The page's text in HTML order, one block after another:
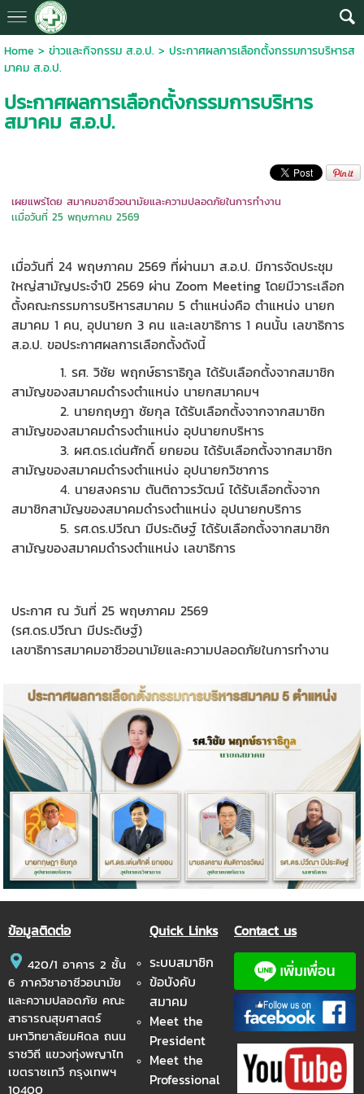
Home > ข่าวและกิจกรรม ส.อ.ป. > ประกาศผลการเลือกตั้งกรรมการบริหารส
มาคม ส.อ.ป.
ประกาศผลการเลือกตั้งกรรมการบริหาร
สมาคม ส.อ.ป.
เผยแพร่โดย สมาคมอาชีวอนามัยและความปลอดภัยในการทำงาน
เเมื่อวันที่ 25 พฤษภาคม 2569
เมื่อวันที่ 24 พฤษภาคม 2569 ที่ผ่านมา ส.อ.ป. มีการจัดประชุม
ใหญ่สามัญประจำปี 2569 ผ่าน Zoom Meeting โดยมีวาระเลือก
ตั้งคณะกรรมการบริหารสมาคม 5 ตำแหน่งคือ ตำแหน่ง นายก
สมาคม 1 คน, อุปนายก 3 คน และเลขาธิการ 1 คนนั้น เลขาธิการ
ส.อ.ป. ขอประกาศผลการเลือกตั้งดังนี้
1. รศ. วิชัย พฤกษ์ธาราธิกูล ได้รับเลือกตั้งจากสมาชิก
สามัญของสมาคมดำรงตำแหน่ง นายกสมาคมฯ
2. นายกฤษฎา ชัยกุล ได้รับเลือกตั้งจากจากสมาชิก
สามัญของสมาคมดำรงตำแหน่ง อุปนายกบริหาร
3. ผศ.ดร.เด่นศักดิ์ ยกยอน ได้รับเลือกตั้งจากสมาชิก
สามัญของสมาคมดำรงตำแหน่ง อุปนายกวิชาการ
4. นายสงคราม ตันติถาวรวัฒน์ ได้รับเลือกตั้งจาก
สมาชิกสามัญของสมาคมดำรงตำแหน่ง อุปนายกบริการ
5. รศ.ดร.ปวีณา มีประดิษฐ์ ได้รับเลือกตั้งจากสมาชิก
สามัญของสมาคมดำรงตำแหน่ง เลขาธิการ
ประกาศ ณ วันที่ 25 พฤษภาคม 2569
(รศ.ดร.ปวีณา มีประดิษฐ์)
เลขาธิการสมาคมอาชีวอนามัยและความปลอดภัยในการทำงาน
ข้อมูลติดต่อ
420/1 อาคาร 2 ชั้น
6 ภาควิชาอาชีวอนามัย
และความปลอดภัย คณะ
สาธารณสุขศาสตร์
มหาวิทยาลัยมหิดล ถนน
ราชวิถี แขวงทุ่งพญาไท
เขตราชเทวี กรุงเทพฯ
10400
Quick Links
ระบบสมาชิก
ข้อบังคับ
สมาคม
Meet the
President
Meet the
Professional
Contact us